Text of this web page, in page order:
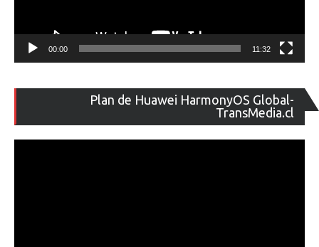
00:00 11:32
Plan de Huawei HarmonyOS Global-
TransMedia.cl
de